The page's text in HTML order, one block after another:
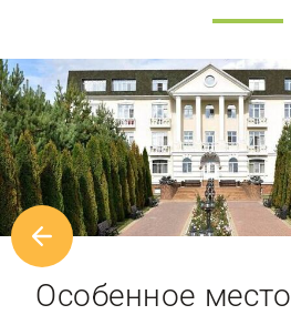
Особенное место